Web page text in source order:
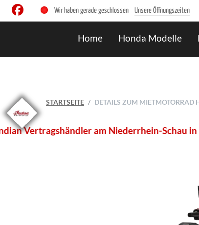
Wir haben gerade geschlossen Unsere Öffnungszeiten
Home Honda Modelle
STARTSEITE DETAILS ZUM MIETMOTORRAD
am Niederrhein-Schau in